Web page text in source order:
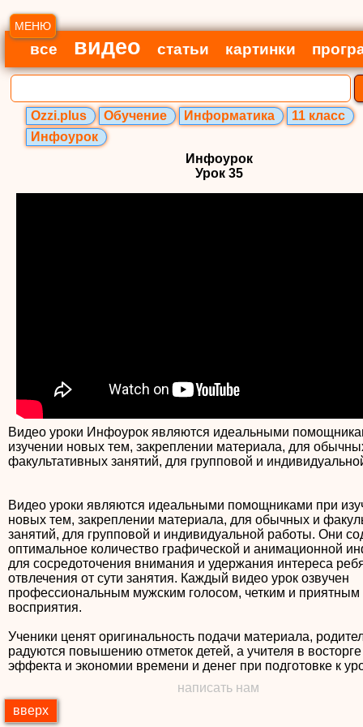
МЕНЮ
все видео статьи картинки
Ozzi.plus Обучение Информатика
11 класс
Инфоурок
Инфоурок
Урок 35
Видео уроки Инфоурок являются идеальными
изучении новых тем, закреплении материала, для
факультативных занятий, для групповой и
Видео уроки являются идеальными помощниками при
новых тем, закреплении материала, для обычных и
занятий, для групповой и индивидуальной работы. Они
оптимальное количество графической и анимационной
для сосредоточения внимания и удержания интереса
отвлечения от сути занятия. Каждый видео урок озвучен
профессиональным мужским голосом, четким и приятным
восприятия.
Ученики ценят оригинальность подачи материала,
радуются повышению отметок детей, а учителя в восторге
написать нам
вверх